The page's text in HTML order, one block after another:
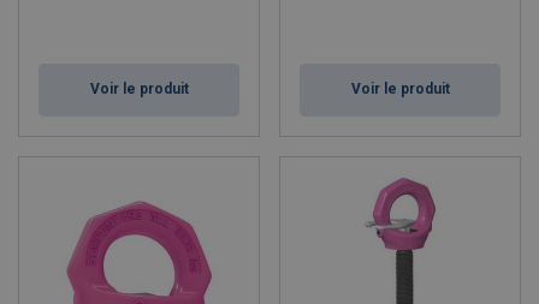
Voir le produit Voir le produit